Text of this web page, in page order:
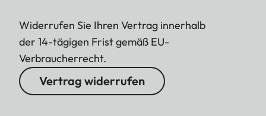
Widerrufen Sie Ihren Vertrag innerhalb
der 14-tägigen Frist gemäß EU-
Verbraucherrecht.
Vertrag widerrufen